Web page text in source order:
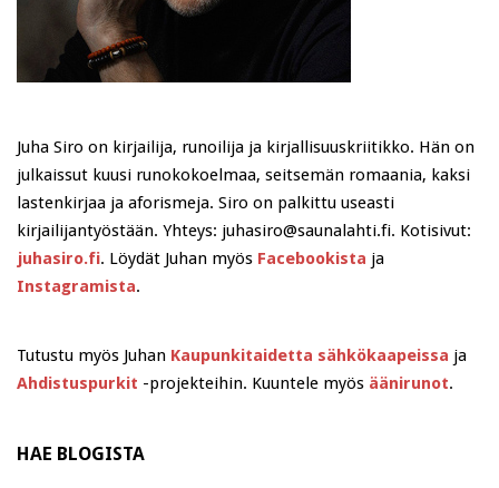
Juha Siro on kirjailija, runoilija ja kirjallisuuskriitikko. Hän on
julkaissut kuusi runokokoelmaa, seitsemän romaania, kaksi
lastenkirjaa ja aforismeja. Siro on palkittu useasti
kirjailijantyöstään. Yhteys: juhasiro@saunalahti.fi. Kotisivut:
juhasiro.fi. Löydät Juhan myös Facebookista ja
Instagramista.
Tutustu myös Juhan Kaupunkitaidetta sähkökaapeissa ja
Ahdistuspurkit -projekteihin. Kuuntele myös äänirunot.
HAE BLOGISTA